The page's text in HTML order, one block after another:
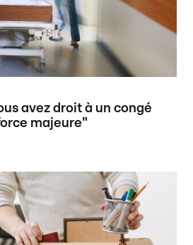
avez droit à un congé
majeure"